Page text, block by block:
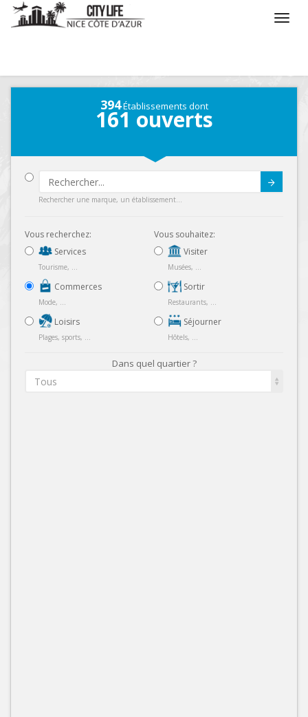
394Établissements dont
161 ouverts
Rechercher une marque, un établissement...
Vous recherchez:
Services
Tourisme, ...
Commerces
Mode, ...
Loisirs
Plages, sports, ...
Vous souhaitez:
Visiter
Musées, ...
Sortir
Restaurants, ...
Séjourner
Hôtels, ...
Dans quel quartier ?
Tous